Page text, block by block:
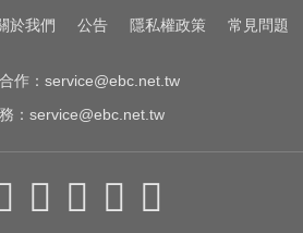
若不開放荷莫茲海峽 將
於我們 公告 隱私權政策 常見問題
作： service@ebc.net.tw
： service@ebc.net.tw